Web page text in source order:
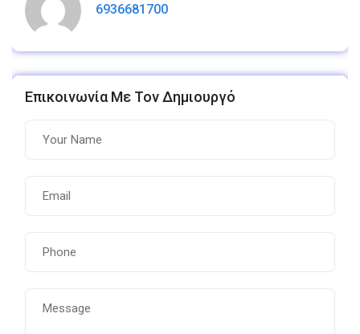
6936681700
Επικοινωνία Με Τον Δημιουργό